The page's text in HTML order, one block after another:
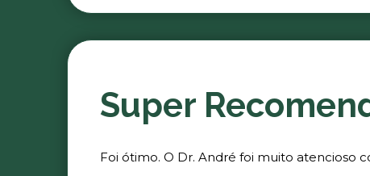
Super
Foi ótimo. O Dr. André foi muito atencioso